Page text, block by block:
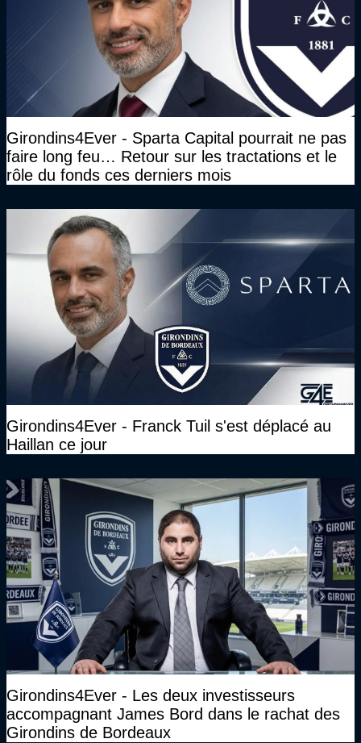
Girondins4Ever - Sparta Capital pourrait ne pas
faire long feu… Retour sur les tractations et le
rôle du fonds ces derniers mois
Girondins4Ever - Franck Tuil s'est déplacé au
Haillan ce jour
Girondins4Ever - Les deux investisseurs
accompagnant James Bord dans le rachat des
Girondins de Bordeaux